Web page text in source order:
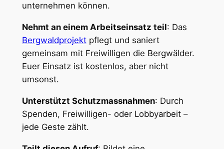
unternehmen können.
Nehmt an einem Arbeitseinsatz teil: Das
Bergwaldprojektpflegt und saniert
gemeinsam mit Freiwilligen die Bergwälder.
Euer Einsatz ist kostenlos, aber nicht
umsonst.
Unterstützt Schutzmassnahmen: Durch
Spenden, Freiwilligen- oder Lobbyarbeit –
jede Geste zählt.